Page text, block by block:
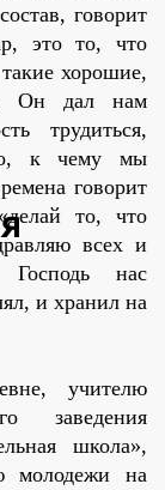
говорит
это то, что
хорошие,
Он дал нам
трудиться,
то, к чему мы
говорит
то, что
всех и
нас
и хранил на
учителю
заведения
школа»,
молодежи на